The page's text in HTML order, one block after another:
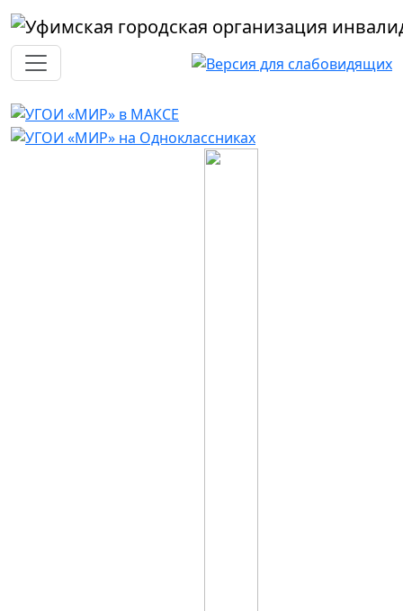
Перейти к основному содержанию